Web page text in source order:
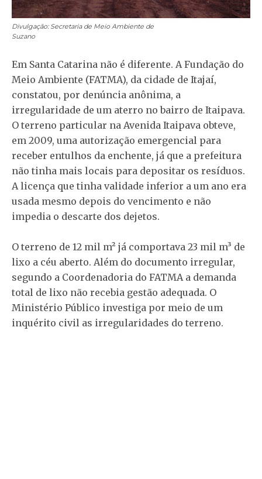
Divulgação: Secretaria de Meio Ambiente de
Suzano
Em Santa Catarina não é diferente. A Fundação do
Meio Ambiente (FATMA), da cidade de Itajaí,
constatou, por denúncia anônima, a
irregularidade de um aterro no bairro de Itaipava.
O terreno particular na Avenida Itaipava obteve,
em 2009, uma autorização emergencial para
receber entulhos da enchente, já que a prefeitura
não tinha mais locais para depositar os resíduos.
A licença que tinha validade inferior a um ano era
usada mesmo depois do vencimento e não
impedia o descarte dos dejetos.
O terreno de 12 mil m² já comportava 23 mil m³ de
lixo a céu aberto. Além do documento irregular,
segundo a Coordenadoria do FATMA a demanda
total de lixo não recebia gestão adequada. O
Ministério Público investiga por meio de um
inquérito civil as irregularidades do terreno.